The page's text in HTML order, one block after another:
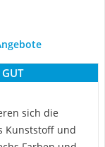
sich die
Kunststoff und